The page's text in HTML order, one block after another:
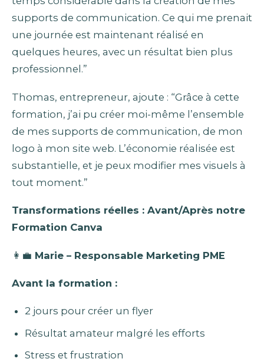
supports de communication. Ce qui me prenait
une journée est maintenant réalisé en
quelques heures, avec un résultat bien plus
professionnel.”
Thomas, entrepreneur, ajoute : “Grâce à cette
formation, j’ai pu créer moi-même l’ensemble
de mes supports de communication, de mon
logo à mon site web. L’économie réalisée est
substantielle, et je peux modifier mes visuels à
tout moment.”
Transformations réelles : Avant/Après notre
Formation Canva
👩‍💼 Marie – Responsable Marketing PME
Avant la formation :
2 jours pour créer un flyer
Résultat amateur malgré les efforts
Stress et frustration